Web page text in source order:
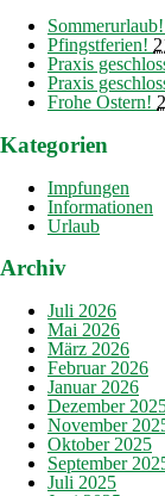
Sommerurlaub!
Pfingstferien!
Praxis
Praxis
Frohe Ostern!
Kategorien
Impfungen
Informationen
Urlaub
Archiv
Juli 2026
Mai 2026
März 2026
Februar 2026
Januar 2026
Dezember
November
Oktober 2025
September
Juli 2025